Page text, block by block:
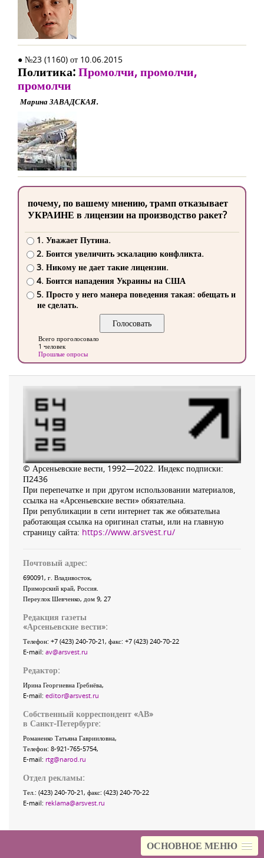
ОСНОВНОЕ МЕНЮ
● №23 (1160) от 10.06.2015
Политика:Промолчи, промолчи,
промолчи
Марина ЗАВАДСКАЯ.
почему, по вашему мнению, трамп отказывает
УКРАИНЕ в лицензии на производство ракет?
1. Уважает Путина.
2. Боится увеличить эскалацию конфликта.
3. Никому не дает такие лицензии.
4. Боится нападения Украины на США
5. Просто у него манера поведения такая: обещать и
не сделать.
Всего проголосовало
1 человек
Прошлые опросы
© Арсеньевские вести, 1992—2022. Индекс подписки:
П2436
При перепечатке и при другом использовании материалов,
ссылка на «Арсеньевские вести» обязательна.
При републикации в сети интернет так же обязательна
работающая ссылка на оригинал статьи, или на главную
страницу сайта: https://www.arsvest.ru/
Почтовый адрес:
690091, г. Владивосток,
Приморский край, Россия
Переулок Шевченко, дом 9, 27
Редакция газеты
«Арсеньевские вести»:
Телефон: +7 (423) 240-70-21, факс: +7 (423) 240-70-22
E-mail: av@arsvest.ru
Редактор:
Ирина Георгиевна Гребнёва,
E-mail: editor@arsvest.ru
Собственный корреспондент «АВ»
в Санкт-Петербурге:
Романенко Татьяна Гаврииловна,
Телефон: 8-921-765-5754,
E-mail: rtg@narod.ru
Отдел рекламы:
Тел.: (423) 240-70-21, факс: (423) 240-70-22
E-mail: reklama@arsvest.ru